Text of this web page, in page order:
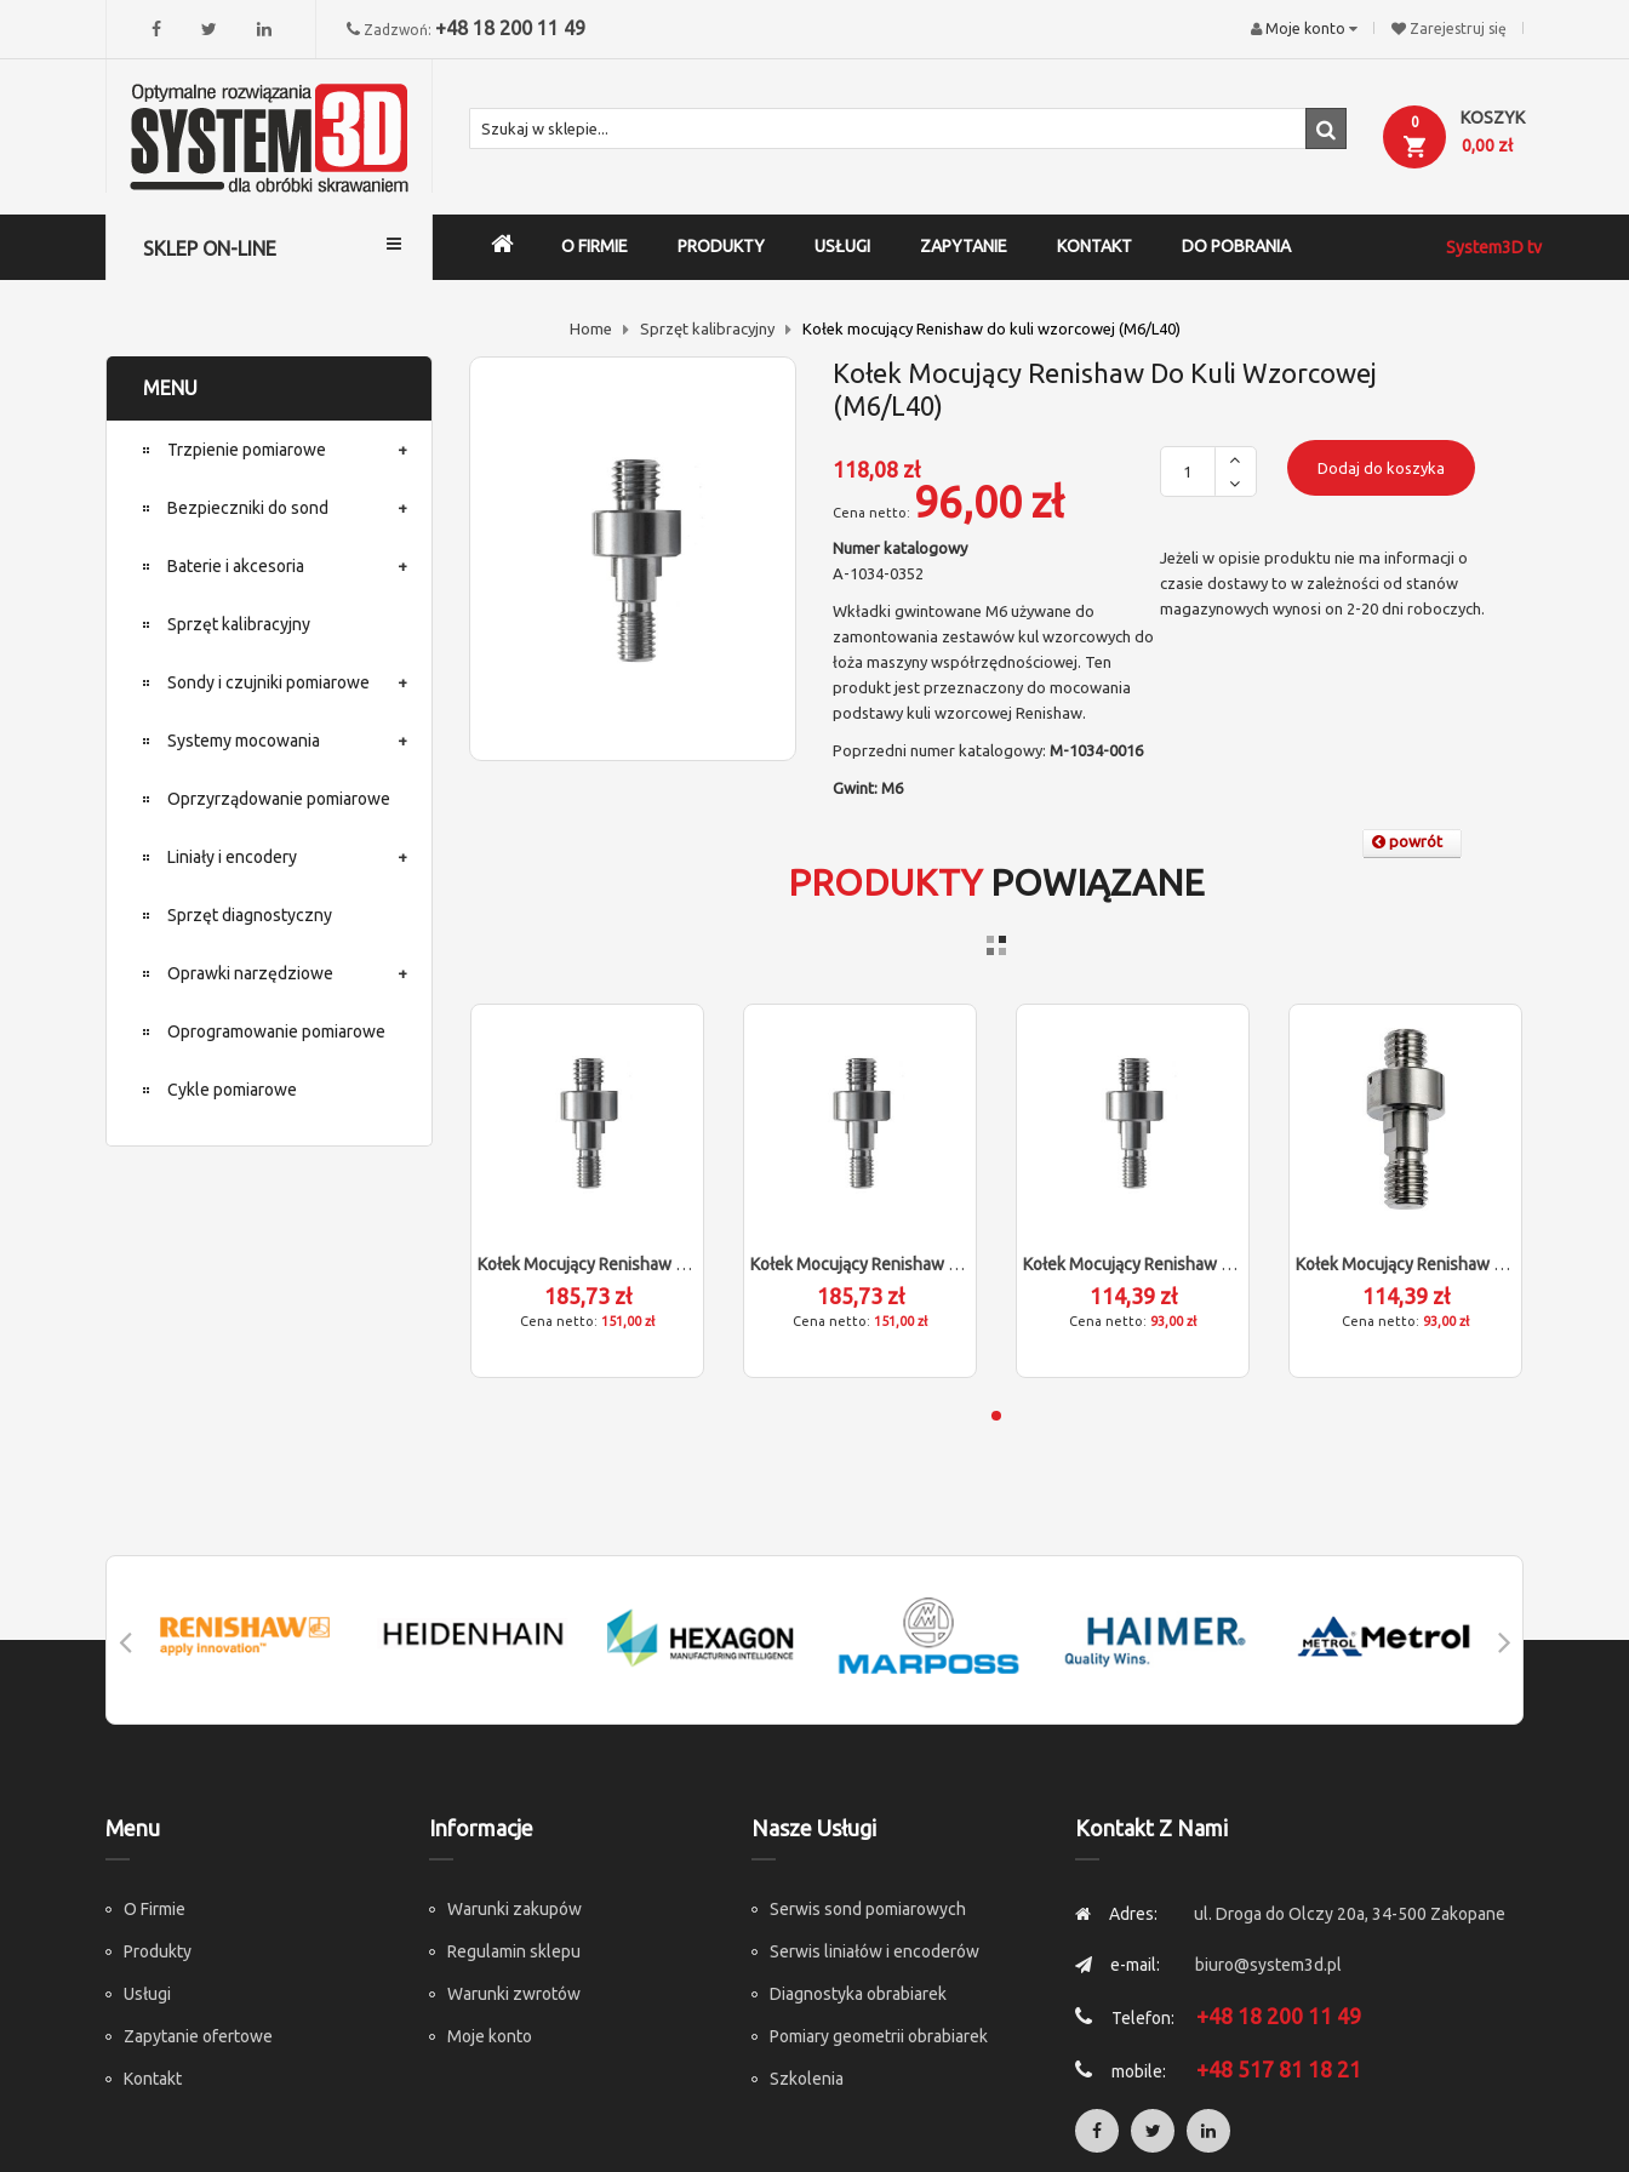
Zadzwoń: +48 18 200 11 49 Zarejestruj się
Moje konto
KOSZYK
0
0,00 zł
SKLEP ON-LINE O FIRMIE PRODUKTY USŁUGI ZAPYTANIE KONTAKT DO POBRANIA System3D tv
Home Sprzęt kalibracyjny Kołek mocujący Renishaw do kuli wzorcowej (M6/L40)
MENU
Trzpienie pomiarowe
Bezpieczniki do sond
Baterie i akcesoria
Sprzęt kalibracyjny
Sondy i czujniki pomiarowe
Systemy mocowania
Oprzyrządowanie pomiarowe
Liniały i encodery
Sprzęt diagnostyczny
Oprawki narzędziowe
Oprogramowanie pomiarowe
Cykle pomiarowe
Kołek Mocujący Renishaw Do Kuli Wzorcowej
(M6/L40)
118,08 zł
96,00 zł
Numer katalogowy
A-1034-0352
Wkładki gwintowane M6 używane do
zamontowania zestawów kul wzorcowych do
łoża maszyny współrzędnościowej. Ten
produkt jest przeznaczony do mocowania
podstawy kuli wzorcowej Renishaw.
Poprzedni numer katalogowy: M-1034-0016
Gwint: M6
Dodaj do koszyka
Jeżeli w opisie produktu nie ma informacji o
czasie dostawy to w zależności od stanów
magazynowych wynosi on 2-20 dni roboczych.
powrót
PRODUKTYPOWIĄZANE
Kołek Mocujący Renishaw Do Kuli Wzorcowej (5/16"/L40)
185,73 zł
151,00 zł
Kołek Mocujący Renishaw Do Kuli Wzorcowej (3/8"/L40)
185,73 zł
151,00 zł
Kołek Mocujący Renishaw Do Kuli Wzorcowej (M8/L40)
114,39 zł
93,00 zł
Kołek Mocujący Renishaw Do Kuli Wzorcowej (M10/L40)
114,39 zł
93,00 zł
Menu
O Firmie
Produkty
Usługi
Zapytanie ofertowe
Kontakt
Informacje
Warunki zakupów
Regulamin sklepu
Warunki zwrotów
Moje konto
Nasze Usługi
Serwis sond pomiarowych
Serwis liniałów i encoderów
Diagnostyka obrabiarek
Pomiary geometrii obrabiarek
Szkolenia
Kontakt Z Nami
Adres: ul. Droga do Olczy 20a, 34-500 Zakopane
e-mail: biuro@system3d.pl
Telefon: +48 18 200 11 49
mobile: +48 517 81 18 21